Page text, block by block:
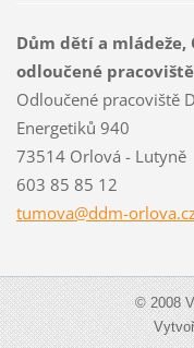
Dům dětí a mládeže,
odloučené
Odloučené pracoviště
Energetiků 940
73514 Orlová - Lutyně
603 85 85 12
tumova@ddm-orlov
© 2008